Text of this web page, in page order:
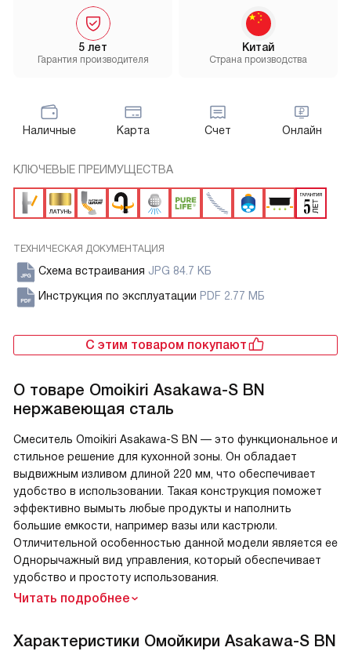
5 лет
Гарантия производителя
Китай
Страна производства
Наличные Карта Счет Онлайн
КЛЮЧЕВЫЕ ПРЕИМУЩЕСТВА
ТЕХНИЧЕСКАЯ ДОКУМЕНТАЦИЯ
Схема встраивания JPG 84.7 КБ
Инструкция по эксплуатации PDF 2.77 МБ
С этим товаром покупают
О товаре Omoikiri Asakawa-S BN
нержавеющая сталь
Смеситель Omoikiri Asakawa-S BN — это функциональное и
стильное решение для кухонной зоны. Он обладает
выдвижным изливом длиной 220 мм, что обеспечивает
удобство в использовании. Такая конструкция поможет
эффективно вымыть любые продукты и наполнить
большие емкости, например вазы или кастрюли.
Отличительной особенностью данной модели является ее
Однорычажный вид управления, который обеспечивает
удобство и простоту использования.
Читать подробнее
Характеристики Омойкири Asakawa-S BN